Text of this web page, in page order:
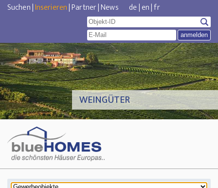
Suchen|Inserieren|Partner|News de|en|fr
WEINGÜTER